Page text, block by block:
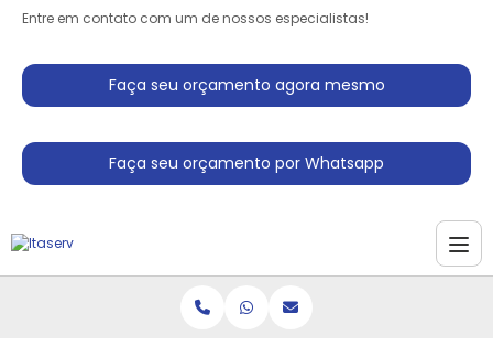
Entre em contato com um de nossos especialistas!
Faça seu orçamento agora mesmo
Faça seu orçamento por Whatsapp